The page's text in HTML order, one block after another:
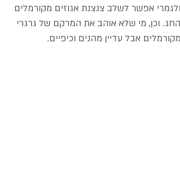
אפשר לשלב צנצנת אגוזים מקורמלים
וכן, מי שלא אוהב את המרקם של גרגרי
אבל עדיין מהנים וכיפיים.